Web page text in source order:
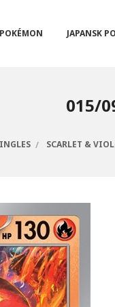
POKÉMON JAPANSK
015/
SCARLET &